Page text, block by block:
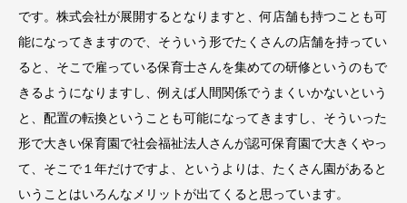
です。株式会社が展開するとなりますと、何店舗も持つことも可
能になってきますので、そういう形でたくさんの店舗を持ってい
ると、そこで雇っている保育士さんを集めての研修というのもで
きるようになりますし、例えば人間関係でうまくいかないという
と、配置の転換ということも可能になってきますし、そういった
形で大きい保育園で社会福祉法人さんが認可保育園で大きくやっ
て、そこで１年だけですよ、というよりは、たくさん園があると
いうことはいろんなメリットが出てくると思っています。